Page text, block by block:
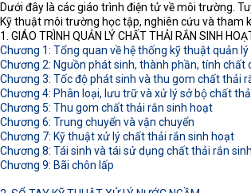
Dưới đây là các giáo trình điện tử về môi trường.
Kỹ thuật môi trường học tập, nghiên cứu và tham
1. GIÁO TRÌNH QUẢN LÝ CHẤT THẢI RẮN SINH
Chương 1: Tổng quan về hệ thống kỹ thuật quản
Chương 2: Nguồn phát sinh, thành phần, tính chất
Chương 3: Tốc độ phát sinh và thu gom chất thải
Chương 4: Phân loại, lưu trữ và xử lý sở bộ chất
Chương 5: Thu gom chất thải rắn sinh hoạt
Chương 6: Trung chuyển và vận chuyển
Chương 7: Kỹ thuật xử lý chất thải rắn sinh hoạt
Chương 8: Tái sinh và tái sử dụng chất thải rắn
Chương 9: Bãi chôn lấp